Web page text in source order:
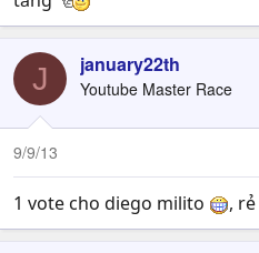
J january22th
Youtube Master Race
9/9/13
1 vote cho diego milito ,